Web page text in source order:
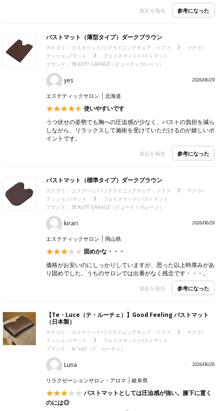
違反を報告 参考になった
バストマット（薄型タイプ）ダークブラウン
カテゴリ： エステベッド/リクライニングチェア・ソファ
マクラ/
クッション/マット
フェイスマット/バストマット
ブランド： BEAUTY GARAGE（ビューティガレージ）
yes 2026/06/29
エステティックサロン 北海道
使いやすいです
うつ伏せの姿勢でも胸への圧迫感が少なく、バストの負担を減ら
しながら、リラックスして施術を受けていただけるのが嬉しいポ
イントです。
違反を報告 参考になった
バストマット（標準タイプ）ダークブラウン
カテゴリ： エステベッド/リクライニングチェア・ソファ
マクラ/
クッション/マット
フェイスマット/バストマット
ブランド： BEAUTY GARAGE（ビューティガレージ）
kirari 2026/06/29
エステティックサロン 岡山県
固めかな・・・
価格がお安いのにしっかりしていますが、思った以上時厚みがあ
り固めでした。うちのサロンでは出番がなく残念です・・・。
違反を報告 参考になった
【Te・Luce（テ・ルーチェ）】Good Feeling バストマット
（日本製）
カテゴリ： エステベッド/リクライニングチェア・ソファ
マクラ/
クッション/マット
フェイスマット/バストマット
ブランド： te luce（テ・ルーチェ）
Luna 2026/06/28
リラクゼーションサロン・アロマ 岐阜県
バストマットとしては圧迫感が強い。膝下に置く
のには◎